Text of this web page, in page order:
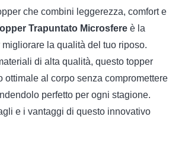
che combini leggerezza, comfort e
Trapuntato Microsfere è la
la qualità del tuo riposo.
di alta qualità, questo topper
ottimale al corpo senza compromettere
perfetto per ogni stagione.
e i vantaggi di questo innovativo